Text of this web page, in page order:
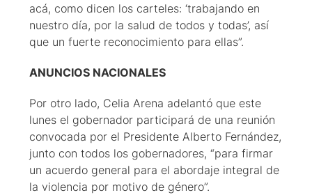
acá, como dicen los carteles: ‘trabajando en
nuestro día, por la salud de todos y todas’, así
que un fuerte reconocimiento para ellas”.
ANUNCIOS NACIONALES
Por otro lado, Celia Arena adelantó que este
lunes el gobernador participará de una reunión
convocada por el Presidente Alberto Fernández,
junto con todos los gobernadores, “para firmar
un acuerdo general para el abordaje integral de
la violencia por motivo de género”.